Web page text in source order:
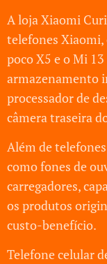
A loja Xiaomi
telefones
poco X5 e o Mi
armazenamento
processador de
câmera traseira
Além de
como fones de
carregadores,
os produtos
custo-benefício.
Telefone celular